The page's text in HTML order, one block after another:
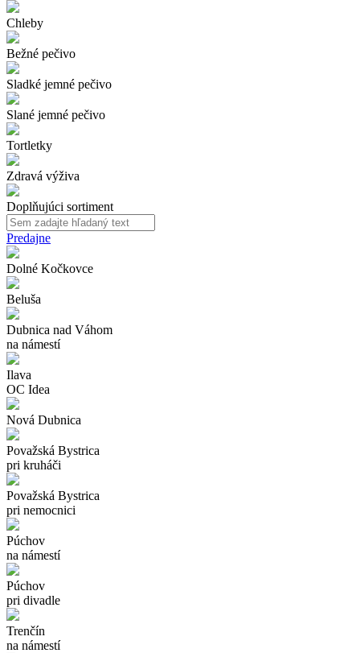
Chleby
Bežné pečivo
Sladké jemné pečivo
Slané jemné pečivo
Tortletky
Zdravá výživa
Doplňujúci sortiment
Predajne
Dolné Kočkovce
Beluša
Dubnica nad Váhom
na námestí
Ilava
OC Idea
Nová Dubnica
Považská Bystrica
pri kruháči
Považská Bystrica
pri nemocnici
Púchov
na námestí
Púchov
pri divadle
Trenčín
na námestí